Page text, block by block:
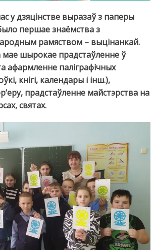
у дзяцінстве выразаў з паперы
першае знаёмства з
рамяством – выцінанкай.
мае шырокае прадстаўленне ў
афармленне паліграфічных
кнігі, календары і інш.),
прадстаўленне майстэрства на
святах.